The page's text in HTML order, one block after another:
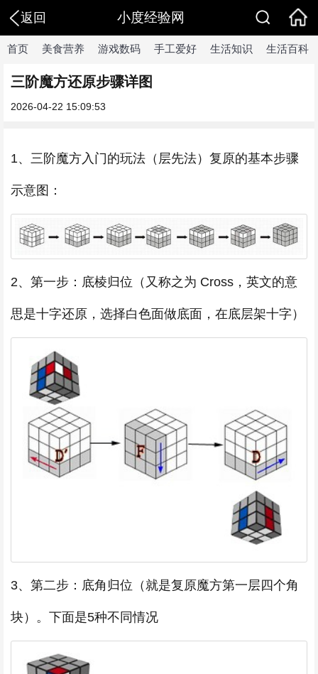
返回 小度经验网
首页 美食营养 游戏数码 手工爱好 生活知识 生活百科
三阶魔方还原步骤详图
2026-04-22 15:09:53
1、三阶魔方入门的玩法（层先法）复原的基本步骤
示意图：
2、第一步：底棱归位（又称之为 Cross，英文的意
思是十字还原，选择白色面做底面，在底层架十字）
3、第二步：底角归位（就是复原魔方第一层四个角
块）。下面是5种不同情况